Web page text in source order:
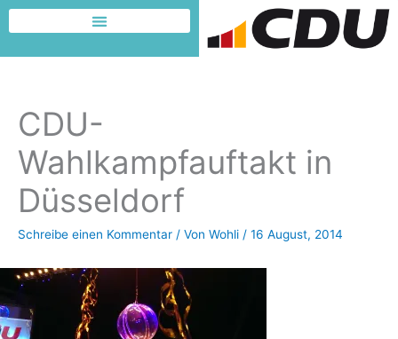
Zum
Inhalt
springen
CDU-
Wahlkampfauftakt in
Düsseldorf
Schreibe einen Kommentar / Von Wohli / 16 August, 2014